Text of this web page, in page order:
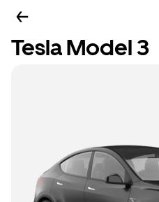
Tesla Model 3